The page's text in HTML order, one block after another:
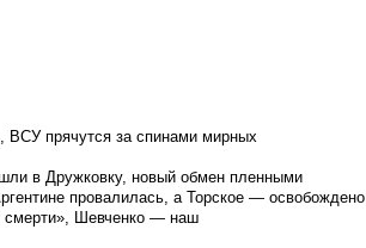
прячутся за спинами мирных
в Дружковку, новый обмен пленными
провалилась, а Торское — освобождено
смерти», Шевченко — наш